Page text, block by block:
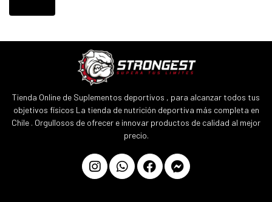
Tienda Online de Suplementos deportivos , para alcanzar todos tus
objetivos físicos La tienda de nutrición deportiva más completa en
Chile . Orgullosos de ofrecer e innovar productos de calidad al mejor
precio.